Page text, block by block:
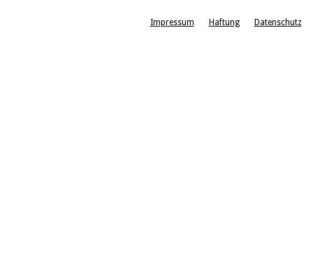
Impressum Haftung Datenschutz